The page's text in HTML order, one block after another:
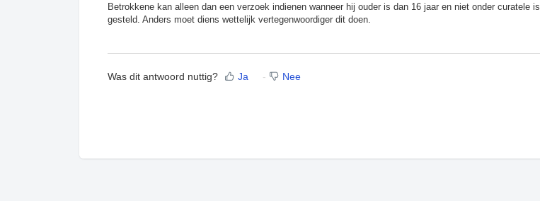
Betrokkene kan alleen dan een verzoek indienen wanneer hij ouder is dan 16 jaar en niet onder curatele is
gesteld. Anders moet diens wettelijk vertegenwoordiger dit doen.
Was dit antwoord nuttig? Ja Nee